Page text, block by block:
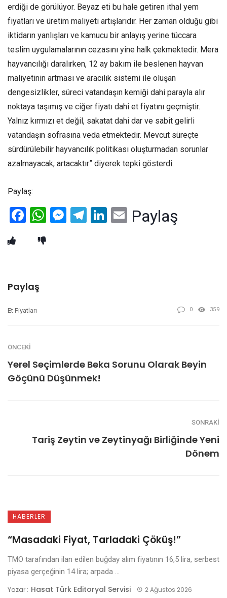
erdiği de görülüyor. Beyaz eti bu hale getiren ithal yem
fiyatları ve üretim maliyeti artışlarıdır. Her zaman olduğu gibi
iktidarın yanlışları ve kamucu bir anlayış yerine tüccara
teslim uygulamalarının cezasını yine halk çekmektedir. Mera
hayvancılığı daralırken, 12 ay bakım ile beslenen hayvan
maliyetinin artması ve aracılık sistemi ile oluşan
dengesizlikler, süreci vatandaşın kemiği dahi parayla alır
noktaya taşımış ve ciğer fiyatı dahi et fiyatını geçmiştir.
Yalnız kırmızı et değil, sakatat dahi dar ve sabit gelirli
vatandaşın sofrasına veda etmektedir. Mevcut süreçte
sürdürülebilir hayvancılık politikası oluşturmadan sorunlar
azalmayacak, artacaktır” diyerek tepki gösterdi.
Paylaş:
Facebook
WhatsApp
Messenger
Telegram
LinkedIn
Email
Paylaş
Paylaş
Et Fiyatları 0 359
ÖNCEKI
Yerel Seçimlerde Beka Sorunu Olarak Beyin
Göçünü Düşünmek!
SONRAKI
Tariş Zeytin ve Zeytinyağı Birliğinde Yeni
Dönem
HABERLER
“Masadaki Fiyat, Tarladaki Çöküş!”
TMO tarafından ilan edilen buğday alım fiyatının 16,5 lira, serbest
piyasa gerçeğinin 14 lira; arpada ...
Yazar : Hasat Türk Editoryal Servisi 2 Ağustos 2026